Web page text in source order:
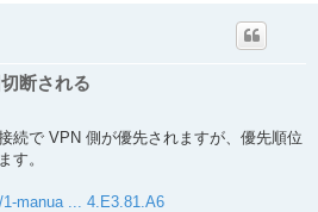
断される
続で VPN 側が優先されますが、優先順位
す。
manua ... 4.E3.81.A6